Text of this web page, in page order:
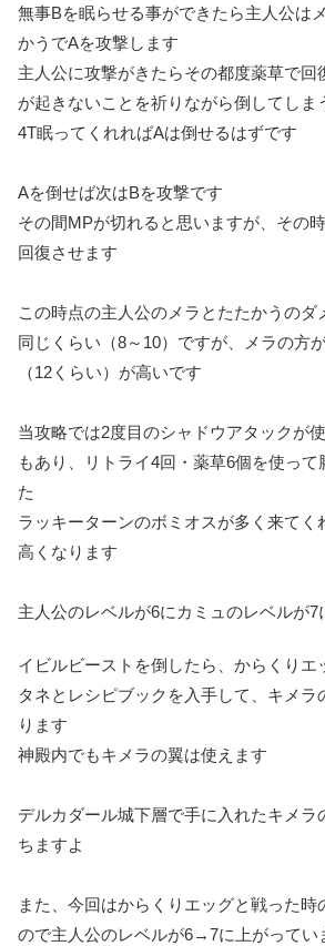
無事Bを眠らせる事ができたら主人公は
かうでAを攻撃します
主人公に攻撃がきたらその都度薬草で回
が起きないことを祈りながら倒してしま
4T眠ってくれればAは倒せるはずです
Aを倒せば次はBを攻撃です
その間MPが切れると思いますが、その
回復させます
この時点の主人公のメラとたたかうのダ
同じくらい（8～10）ですが、メラの方
（12くらい）が高いです
当攻略では2度目のシャドウアタックが
もあり、リトライ4回・薬草6個を使って
た
ラッキーターンのボミオスが多く来てく
高くなります
主人公のレベルが6にカミュのレベルが7
イビルビーストを倒したら、からくりエ
タネとレシピブックを入手して、キメラ
ります
神殿内でもキメラの翼は使えます
デルカダール城下層で手に入れたキメラ
ちますよ
また、今回はからくりエッグと戦った時
ので主人公のレベルが6→7に上がってい